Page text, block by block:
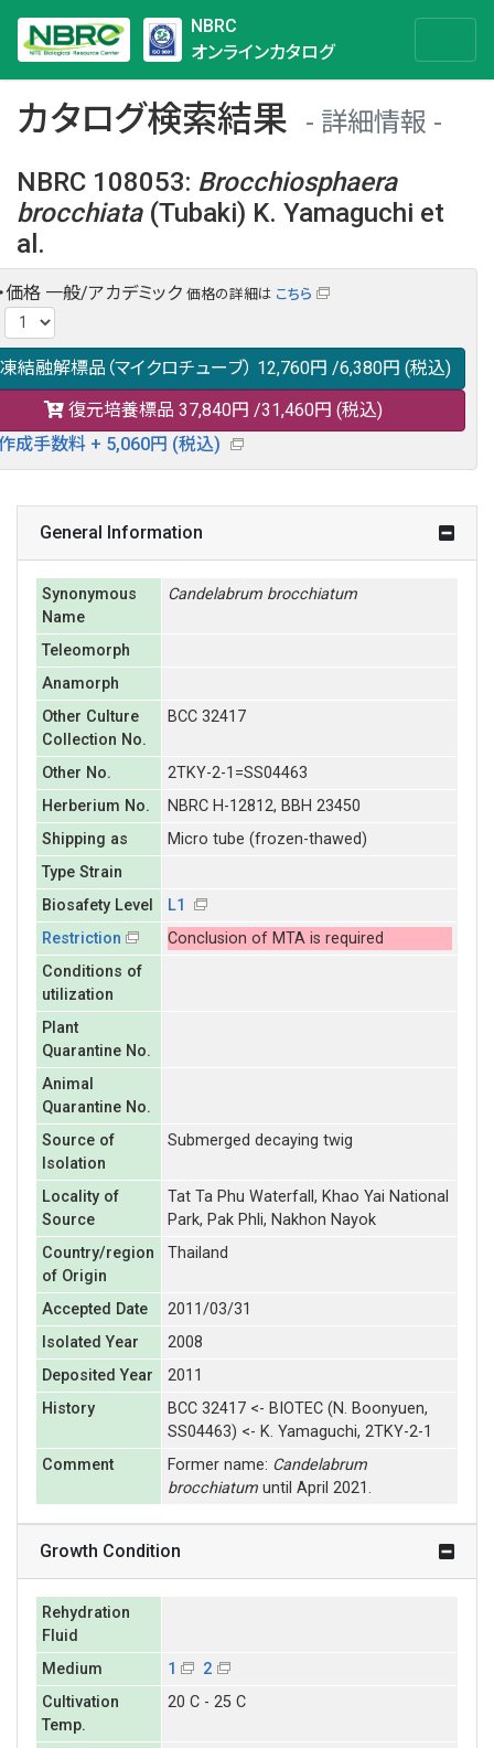
NBRC
オンラインカタログ
カタログ検索結果
詳細情報
NBRC 108053: Brocchiosphaera
brocchiata(Tubaki) K. Yamaguchi et
al.
NBRC 108053の情報や関連データは以下のバナー(DBRP)か
らご覧ください。
日本語での検索も可能です。
価格 一般/アカデミック 価格の詳細は こちら
凍結融解標品（マイクロチューブ） 12,760円 /6,380円 (税込)
復元培養標品 37,840円 /31,460円 (税込)
成手数料 + 5,060円 (税込)
General Information
Synonymous
Name
Candelabrum brocchiatum
Teleomorph
Anamorph
Other Culture
Collection No.
BCC 32417
Other No.
2TKY-2-1=SS04463
Herberium No.
NBRC H-12812, BBH 23450
Shipping as
Micro tube (frozen-thawed)
Type Strain
Biosafety Level
L1
Restriction
Conclusion of MTA is required
Conditions of
utilization
Plant
Quarantine No.
Animal
Quarantine No.
Source of
Isolation
Submerged decaying twig
Locality of
Source
Tat Ta Phu Waterfall, Khao Yai National
Park, Pak Phli, Nakhon Nayok
Country/region
of Origin
Thailand
Accepted Date
2011/03/31
Isolated Year
2008
Deposited Year
2011
History
BCC 32417 <- BIOTEC (N. Boonyuen,
SS04463) <- K. Yamaguchi, 2TKY-2-1
Comment
Former name: Candelabrum
brocchiatumuntil April 2021.
Growth Condition
Rehydration
Fluid
Medium
1
2
Cultivation
Temp.
20 C - 25 C